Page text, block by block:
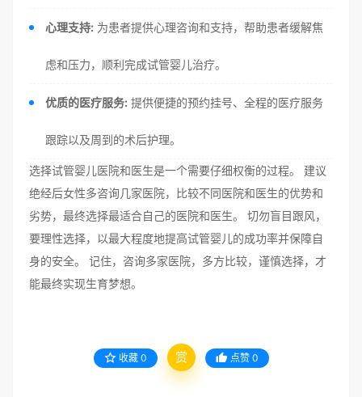
心理支持: 为患者提供心理咨询和支持，帮助患者缓解焦
虑和压力，顺利完成试管婴儿治疗。
优质的医疗服务: 提供便捷的预约挂号、全程的医疗服务
跟踪以及周到的术后护理。
选择试管婴儿医院和医生是一个需要仔细权衡的过程。 建议
绝经后女性多咨询几家医院，比较不同医院和医生的优势和
劣势，最终选择最适合自己的医院和医生。 切勿盲目跟风，
要理性选择，以最大程度地提高试管婴儿的成功率并保障自
身的安全。 记住，咨询多家医院，多方比较，谨慎选择，才
能最终实现生育梦想。
收藏 0 赏 点赞 0